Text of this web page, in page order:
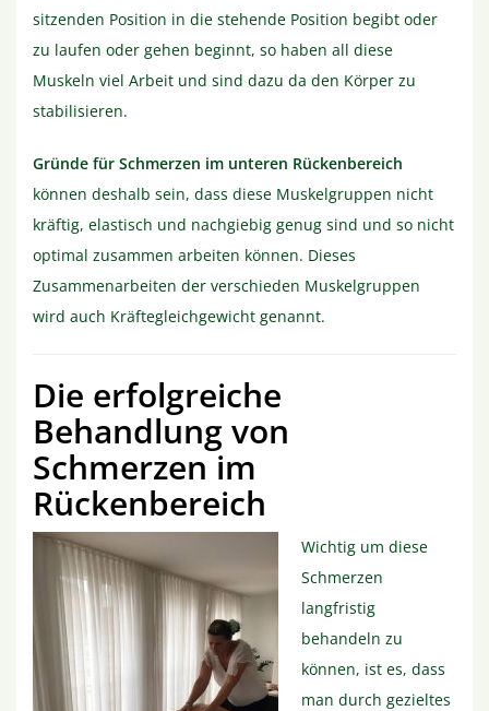
sitzenden Position in die stehende Position begibt oder
zu laufen oder gehen beginnt, so haben all diese
Muskeln viel Arbeit und sind dazu da den Körper zu
stabilisieren.
Gründe für Schmerzen im unteren Rückenbereich
können deshalb sein, dass diese Muskelgruppen nicht
kräftig, elastisch und nachgiebig genug sind und so nicht
optimal zusammen arbeiten können. Dieses
Zusammenarbeiten der verschieden Muskelgruppen
wird auch Kräftegleichgewicht genannt.
Die erfolgreiche
Behandlung von
Schmerzen im
Rückenbereich
Wichtig um diese
Schmerzen
langfristig
behandeln zu
können, ist es, dass
man durch gezieltes